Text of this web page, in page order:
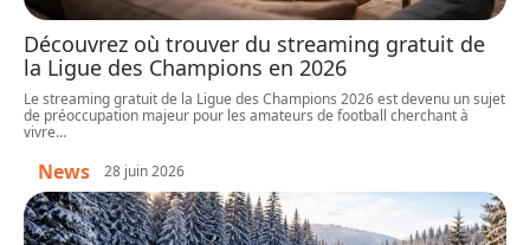
Découvrez où trouver du streaming gratuit de
la Ligue des Champions en 2026
Le streaming gratuit de la Ligue des Champions 2026 est devenu un sujet
de préoccupation majeur pour les amateurs de football cherchant à
vivre…
News 28 juin 2026